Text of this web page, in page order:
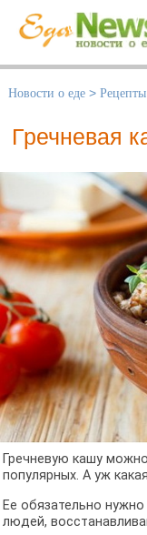
Новости о еде > Рецепты
Гречневая
Гречневую кашу
популярных. А уж
Ее обязательно
людей,